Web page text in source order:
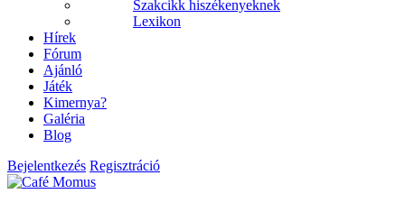
Szakcikk hiszékenyeknek
Lexikon
Hírek
Fórum
Ajánló
Játék
Kimernya?
Galéria
Blog
Bejelentkezés Regisztráció